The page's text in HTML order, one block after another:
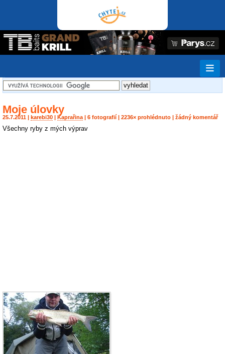
Moje úlovky
25.7.2011 | karebi30 Kaprařina | 6 fotografií | 2236× prohlédnuto | žádný komentář
Všechny ryby z mých výprav